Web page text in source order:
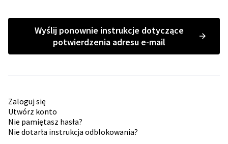
Wyślij ponownie instrukcje dotyczące
potwierdzenia adresu e-mail
Zaloguj się
Utwórz konto
Nie pamiętasz hasła?
Nie dotarła instrukcja odblokowania?